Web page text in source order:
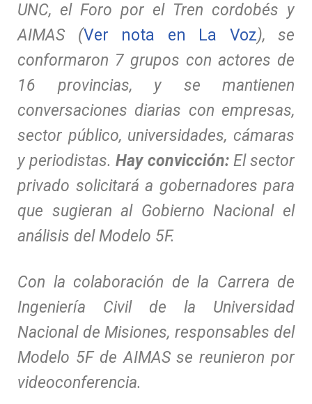
UNC, el Foro por el Tren cordobés y
AIMAS (Ver nota en La Voz), se
conformaron 7 grupos con actores de
16 provincias, y se mantienen
conversaciones diarias con empresas,
sector público, universidades, cámaras
y periodistas.Hay convicción:El sector
privado solicitará a gobernadores para
que sugieran al Gobierno Nacional el
análisis del Modelo 5F.
Con la colaboración de la Carrera de
Ingeniería Civil de la Universidad
Nacional de Misiones, responsables del
Modelo 5F de AIMAS se reunieron por
videoconferencia.